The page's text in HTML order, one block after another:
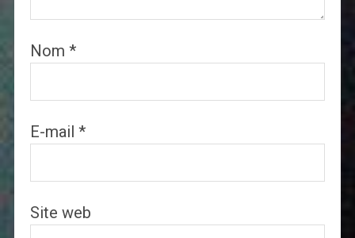
Nom *
E-mail *
Site web